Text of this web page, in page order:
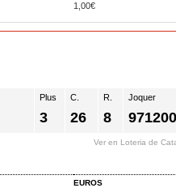
1,00€
Plus
3
C.
26
R.
8
Joquer
Ver en Loteria de
EUROS